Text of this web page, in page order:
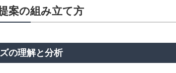
案の組み立て方
の理解と分析